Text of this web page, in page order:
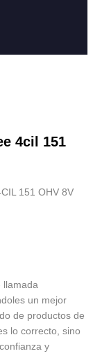
4cil 151
151 OHV 8V
llamada
un mejor
de productos de
lo correcto, sino
y